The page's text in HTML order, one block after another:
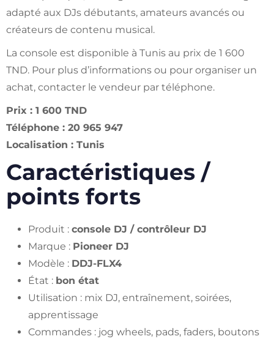
adapté aux DJs débutants, amateurs avancés ou
créateurs de contenu musical.
La console est disponible à Tunis au prix de 1 600
TND. Pour plus d’informations ou pour organiser un
achat, contacter le vendeur par téléphone.
Prix : 1 600 TND
Téléphone : 20 965 947
Localisation : Tunis
Caractéristiques /
points forts
Produit : console DJ / contrôleur DJ
Marque : Pioneer DJ
Modèle : DDJ-FLX4
État : bon état
Utilisation : mix DJ, entraînement, soirées,
apprentissage
Commandes : jog wheels, pads, faders, boutons